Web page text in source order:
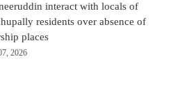
interact with locals of
residents over absence of
places
2026